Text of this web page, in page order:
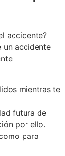
accidente?
un accidente
mientras te
futura de
por ello.
para